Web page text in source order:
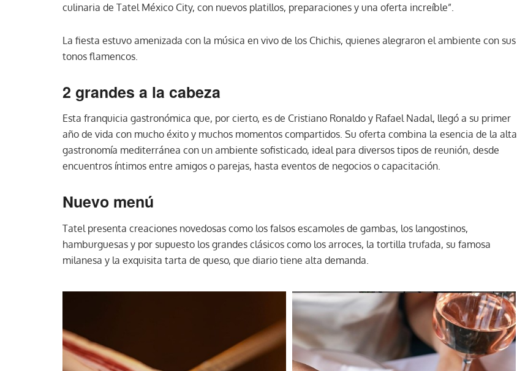
culinaria de Tatel México City, con nuevos platillos, preparaciones y una oferta increíble”.
La fiesta estuvo amenizada con la música en vivo de los Chichis, quienes alegraron el ambiente con sus
tonos flamencos.
2 grandes a la cabeza
Esta franquicia gastronómica que, por cierto, es de Cristiano Ronaldo y Rafael Nadal, llegó a su primer
año de vida con mucho éxito y muchos momentos compartidos. Su oferta combina la esencia de la alta
gastronomía mediterránea con un ambiente sofisticado, ideal para diversos tipos de reunión, desde
encuentros íntimos entre amigos o parejas, hasta eventos de negocios o capacitación.
Nuevo menú
Tatel presenta creaciones novedosas como los falsos escamoles de gambas, los langostinos,
hamburguesas y por supuesto los grandes clásicos como los arroces, la tortilla trufada, su famosa
milanesa y la exquisita tarta de queso, que diario tiene alta demanda.